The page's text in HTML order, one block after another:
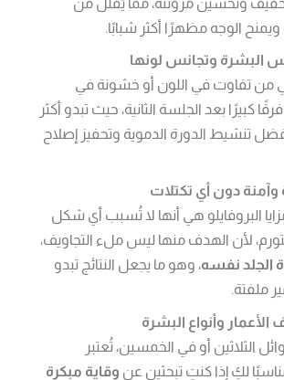
ويمنح الوجه مظهرًا أكثر شبابًا.
من تفاوت في اللون أو خشونة في
كبيرًا بعد الجلسة الثانية، حيث تبدو أكثر
تنشيط الدورة الدموية وتحفيز إصلاح
البروفايلو هي أنها لا تُسبب أي شكل
لأن الهدف منها ليس ملء التجاويف،
الجلد نفسه، وهو ما يجعل النتائج تبدو
ملفتة.
الثلاثين أو في الخمسين، تُعتبر
مناسبًا لكِ إذا كنتِ تبحثين عن وقاية مبكرة